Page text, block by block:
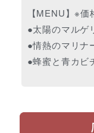
【MENU】※価
●太陽のマルゲ
●情熱のマリ
●蜂蜜と青カ